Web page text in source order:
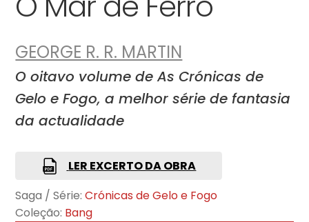
GEORGE R. R. MARTIN
O oitavo volume de As Crónicas de
Gelo e Fogo, a melhor série de fantasia
da actualidade
LER EXCERTO DA OBRA
Saga / Série: Crónicas de Gelo e Fogo
Coleção: Bang